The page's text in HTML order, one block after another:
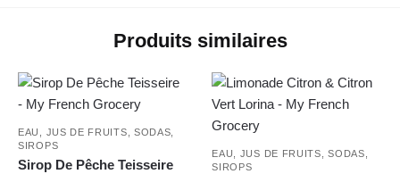
Produits similaires
EAU, JUS DE FRUITS, SODAS,
SIROPS
Sirop De Pêche Teisseire
EAU, JUS DE FRUITS, SODAS,
SIROPS